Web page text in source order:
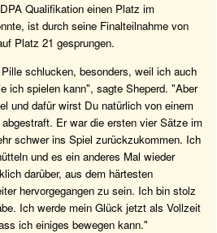
Qualifikation einen Platz im
ist durch seine Finalteilnahme von
Platz 21 gesprungen.
schlucken, besonders, weil ich auch
ich spielen kann", sagte Sheperd. "Aber
und dafür wirst Du natürlich von einem
Er war die ersten vier Sätze im
schwer ins Spiel zurückzukommen. Ich
und es ein anderes Mal wieder
darüber, aus dem härtesten
hervorgegangen zu sein. Ich bin stolz
Ich werde mein Glück jetzt als Vollzeit
ich einiges bewegen kann."